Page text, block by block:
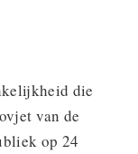
die
van de
op 24